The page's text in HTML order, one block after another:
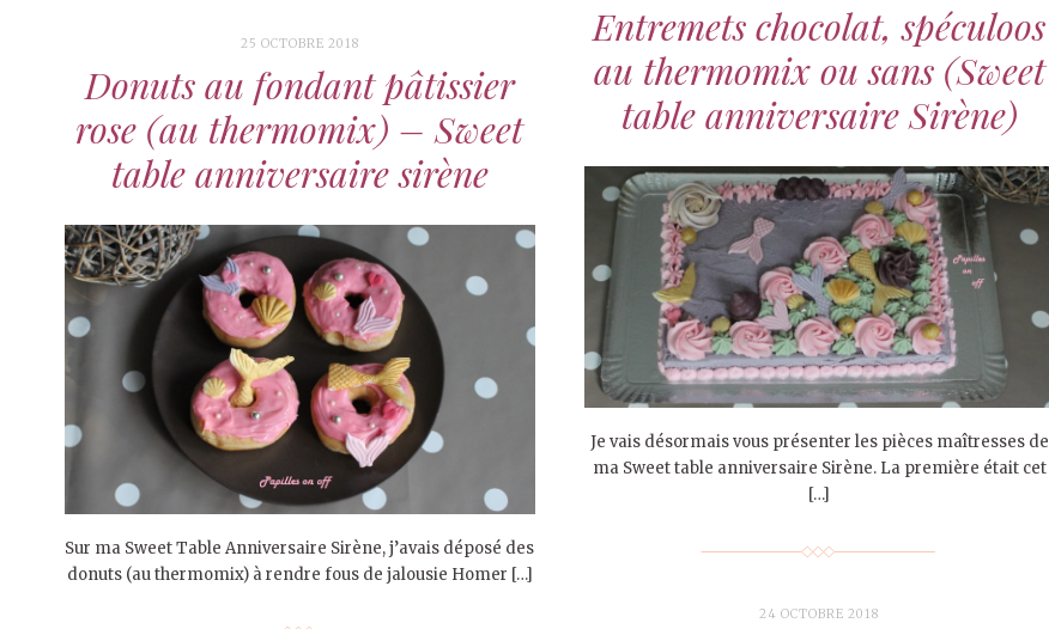
Entremets chocolat, spéculoos
au thermomix ou sans (Sweet
table anniversaire Sirène)
Je vais désormais vous présenter les pièces maîtresses de
ma Sweet table anniversaire Sirène. La première était cet
[…]
25 OCTOBRE 2018
Donuts au fondant pâtissier
rose (au thermomix) – Sweet
table anniversaire sirène
Sur ma Sweet Table Anniversaire Sirène, j’avais déposé des
donuts (au thermomix) à rendre fous de jalousie Homer […]
24 OCTOBRE 2018